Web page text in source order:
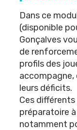
Dans ce
(disponible
Gonçalves
de
profils des
leurs déficits.
Ces
préparatoire
notamment